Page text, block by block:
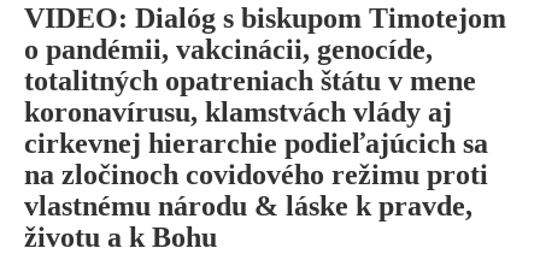
VIDEO: Dialóg s biskupom Timotejom
o pandémii, vakcinácii, genocíde,
totalitných opatreniach štátu v mene
koronavírusu, klamstvách vlády aj
cirkevnej hierarchie podieľajúcich sa
na zločinoch covidového režimu proti
vlastnému národu & láske k pravde,
životu a k Bohu